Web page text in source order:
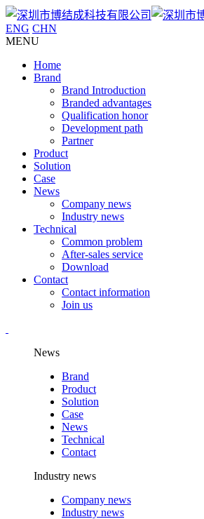
ENG CHN
MENU
Home
Brand
Brand Introduction
Branded advantages
Qualification honor
Development path
Partner
Product
Solution
Case
News
Company news
Industry news
Technical
Common problem
After-sales service
Download
Contact
Contact information
Join us
News
Brand
Product
Solution
Case
News
Technical
Contact
Industry news
Company news
Industry news